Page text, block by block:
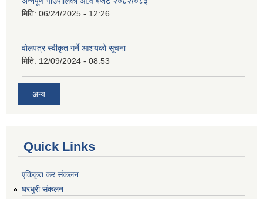
मिति: 06/24/2025 - 12:26
वोलपत्र स्वीकृत गर्ने आशयको सूचना
मिति: 12/09/2024 - 08:53
अन्य
Quick Links
एकिकृत कर संकलन
घरधुरी संकलन